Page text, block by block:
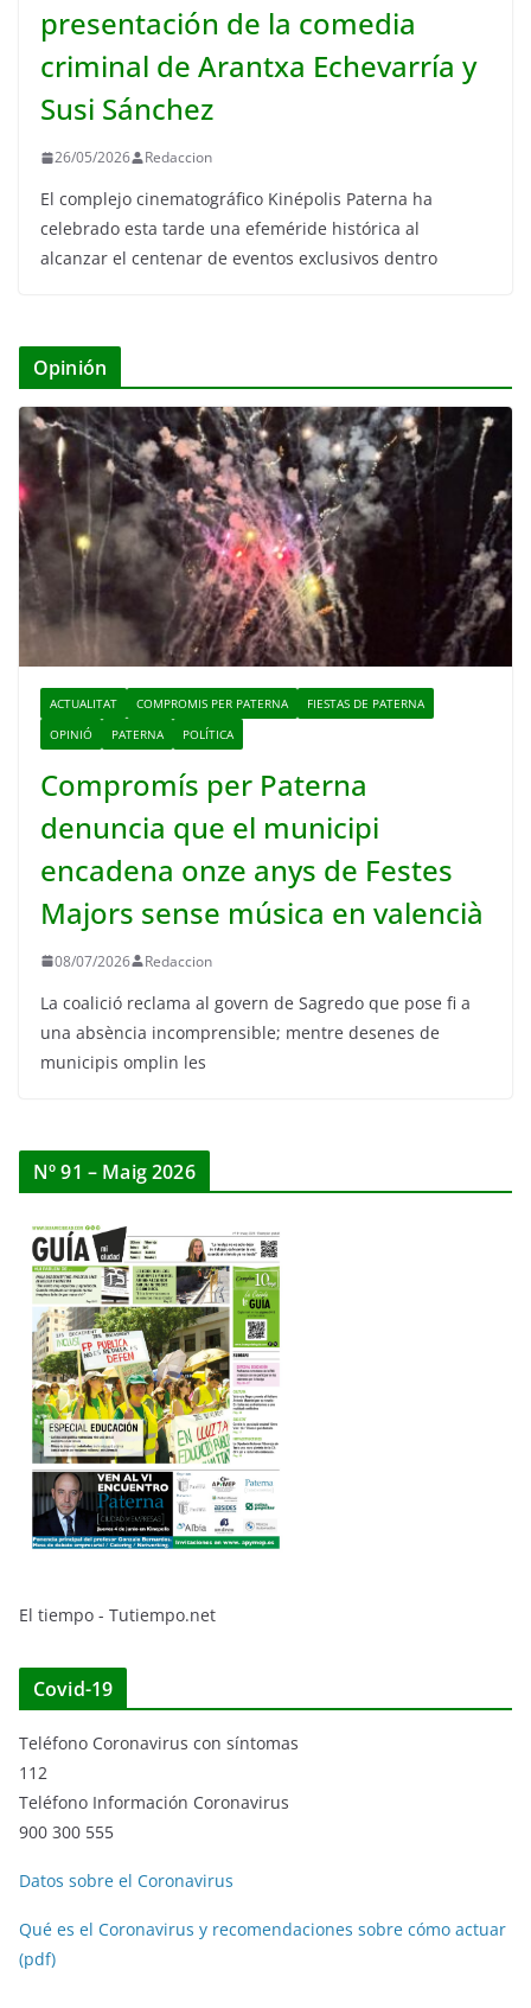
presentación de la comedia
criminal de Arantxa Echevarría y
Susi Sánchez
26/05/2026 Redaccion
El complejo cinematográfico Kinépolis Paterna ha
celebrado esta tarde una efeméride histórica al
alcanzar el centenar de eventos exclusivos dentro
Opinión
ACTUALITAT COMPROMIS PER PATERNA
FIESTAS DE PATERNA
OPINIÓ
PATERNA POLÍTICA
Compromís per Paterna
denuncia que el municipi
encadena onze anys de Festes
Majors sense música en valencià
08/07/2026 Redaccion
La coalició reclama al govern de Sagredo que pose fi a
una absència incomprensible; mentre desenes de
municipis omplin les
Nº 91 – Maig 2026
El tiempo - Tutiempo.net
Covid-19
Teléfono Coronavirus con síntomas
112
Teléfono Información Coronavirus
900 300 555
Datos sobre el Coronavirus
Qué es el Coronavirus y recomendaciones sobre cómo actuar
(pdf)